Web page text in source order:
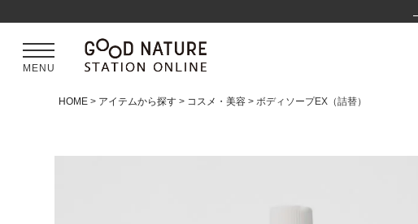
MENU
HOME アイテムから探す コスメ・美容 ボディソープEX（詰替）